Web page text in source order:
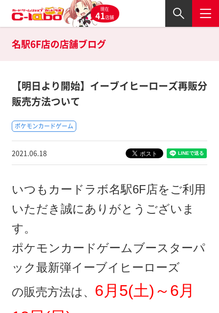
現在
41店舗
名駅6F店の店舗ブログ
【明日より開始】イーブイヒーローズ再販分
販売方法ついて
ポケモンカードゲーム
2021.06.18
いつもカードラボ名駅6F店をご利用
いただき誠にありがとうございま
す。
ポケモンカードゲームブースターパ
ック最新弾イーブイヒーローズ
の販売方法は、 6月5(土)～6月